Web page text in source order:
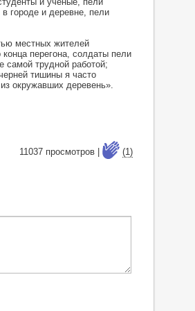
городе и деревне, пели
местных жителей
перегона, солдаты пели
трудной работой;
тишины я часто
окружавших деревень».
11037 просмотров |
(1)